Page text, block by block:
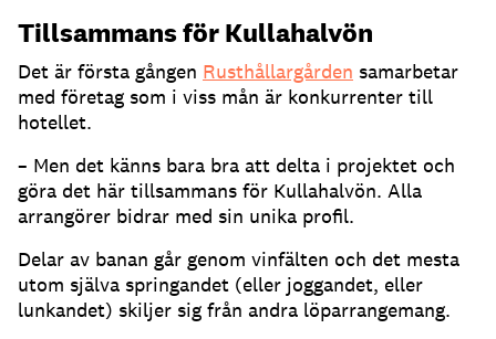
Tillsammans för Kullahalvön
Det är första gången Rusthållargården samarbetar
med företag som i viss mån är konkurrenter till
hotellet.
– Men det känns bara bra att delta i projektet och
göra det här tillsammans för Kullahalvön. Alla
arrangörer bidrar med sin unika profil.
Delar av banan går genom vinfälten och det mesta
utom själva springandet (eller joggandet, eller
lunkandet) skiljer sig från andra löparrangemang.